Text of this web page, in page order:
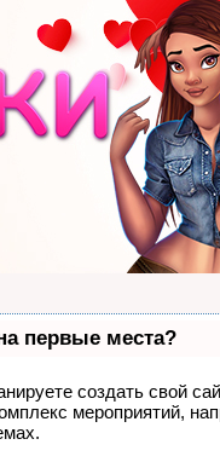
первые места?
создать свой
мероприятий,